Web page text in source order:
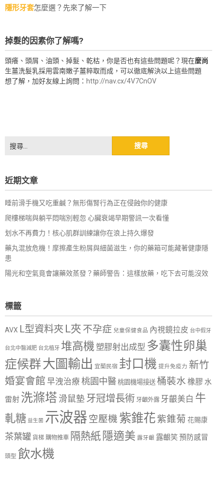
隱形牙套怎麼選？先來了解一下
掉髮的因素你了解嗎?
頭癢、頭屑、油頭、掉髮、乾枯，你是否也有這些問題呢？現在麼尚
生薑洗髮乳採用雲南嫩子薑粹取而成，可以徹底解決以上這些問題
想了解，加好友線上詢問： http://nav.cx/4V7CnOV
尋
字:
近期文章
睡前滑手機又吃重鹹？無形傷腎行為正在侵蝕你的健康
爬樓梯喘與躺平悶喘別輕忽 心臟衰竭早期警訊一次看懂
划水不再費力！核心肌群訓練讓你在浪上持久爆發
藥丸混放危機！摩擦產生粉屑與細菌滋生，你的藥箱可能藏著健康隱
患
陽光和空氣竟會讓藥效蒸發？藥師警告：這樣放藥，吃下去可能沒效
標籤
AVX L型資料夾 L夾 不孕症 兒童保健食品 內視鏡拉皮 台中假牙
台北中醫減肥 台北植牙 堆高機塑膠射出成型 多囊性卵巢
症候群大圖輸出 宜蘭民宿 封口機 提升免疫力 新竹
婚宴會館 早洩治療 桃園中醫 桃園機場接送 桶裝水 橡膠 水
雷射 洗滌塔 滑鼠墊 牙冠增長術 牙齦外露 牙齦美白 牛
軋糖 益生菌 示波器 空壓機 紫錐花紫錐菊 花賜康
茶葉罐 貨梯 購物推車 隔熱紙 隱適美 露牙齦 露齦笑預防感冒
頭型 飲水機